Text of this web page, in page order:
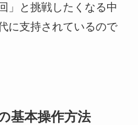
」と挑戦したくなる中
に支持されているので
基本操作方法